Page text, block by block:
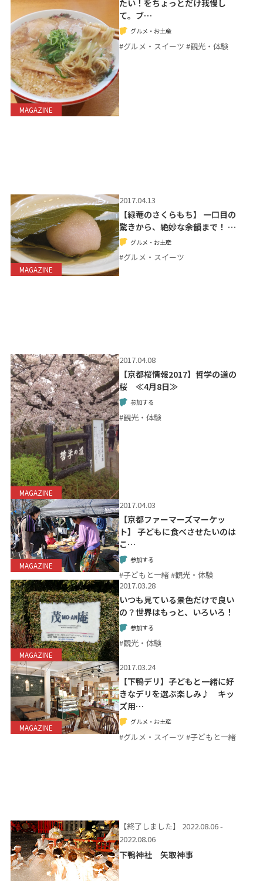
MAGAZINE
たい！をちょっとだけ我慢し
て。ブ…
グルメ・お土産
#グルメ・スイーツ #観光・体験
MAGAZINE
2017.04.13
【緑菴のさくらもち】 一口目の
驚きから、絶妙な余韻まで！ …
グルメ・お土産
#グルメ・スイーツ
MAGAZINE
2017.04.08
【京都桜情報2017】哲学の道の
桜 ≪4月8日≫
参加する
#観光・体験
MAGAZINE
2017.04.03
【京都ファーマーズマーケッ
ト】 子どもに食べさせたいのは
こ…
参加する
#子どもと一緒 #観光・体験
MAGAZINE
2017.03.28
いつも見ている景色だけで良い
の？世界はもっと、いろいろ！
参加する
#観光・体験
MAGAZINE
2017.03.24
【下鴨デリ】子どもと一緒に好
きなデリを選ぶ楽しみ♪ キッ
ズ用…
グルメ・お土産
#グルメ・スイーツ #子どもと一緒
【終了しました】
2022.08.06 -
2022.08.06
下鴨神社 矢取神事